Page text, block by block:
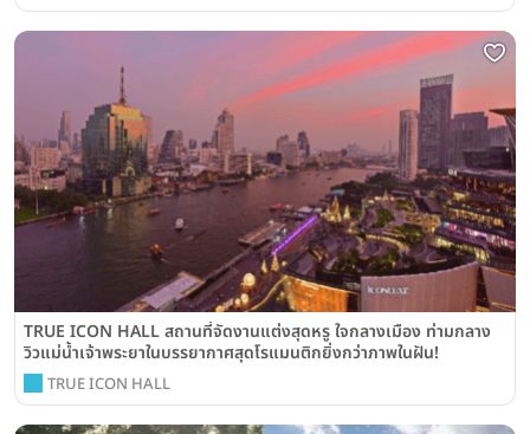
TRUE ICON HALL สถานที่จัดงานแต่งสุดหรู ใจกลางเมือง ท่ามกลาง
วิวแม่น้ำเจ้าพระยาในบรรยากาศสุดโรแมนติกยิ่งกว่าภาพในฝัน!
TRUE ICON HALL